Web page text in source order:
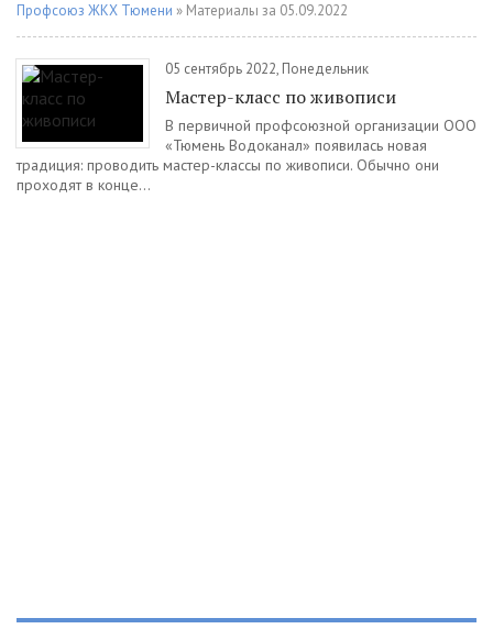
Профсоюз ЖКХ Тюмени » Материалы за 05.09.2022
05 сентябрь 2022, Понедельник
Мастер-класс по живописи
В первичной профсоюзной организации ООО
«Тюмень Водоканал» появилась новая
традиция: проводить мастер-классы по живописи. Обычно они
проходят в конце...